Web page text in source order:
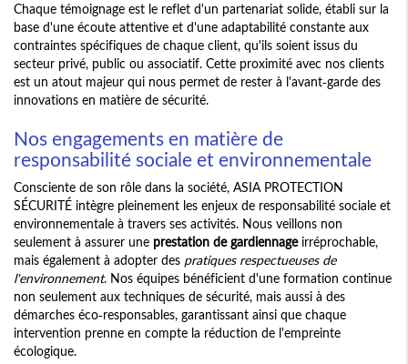
Chaque témoignage est le reflet d'un partenariat solide, établi sur la
base d'une écoute attentive et d'une adaptabilité constante aux
contraintes spécifiques de chaque client, qu'ils soient issus du
secteur privé, public ou associatif. Cette proximité avec nos clients
est un atout majeur qui nous permet de rester à l'avant-garde des
innovations en matière de sécurité.
Nos engagements en matière de
responsabilité sociale et environnementale
Consciente de son rôle dans la société, ASIA PROTECTION
SÉCURITÉ intègre pleinement les enjeux de responsabilité sociale et
environnementale à travers ses activités. Nous veillons non
seulement à assurer une prestation de gardiennageirréprochable,
mais également à adopter des pratiques respectueuses de
l'environnement. Nos équipes bénéficient d'une formation continue
non seulement aux techniques de sécurité, mais aussi à des
démarches éco-responsables, garantissant ainsi que chaque
intervention prenne en compte la réduction de l'empreinte
écologique.